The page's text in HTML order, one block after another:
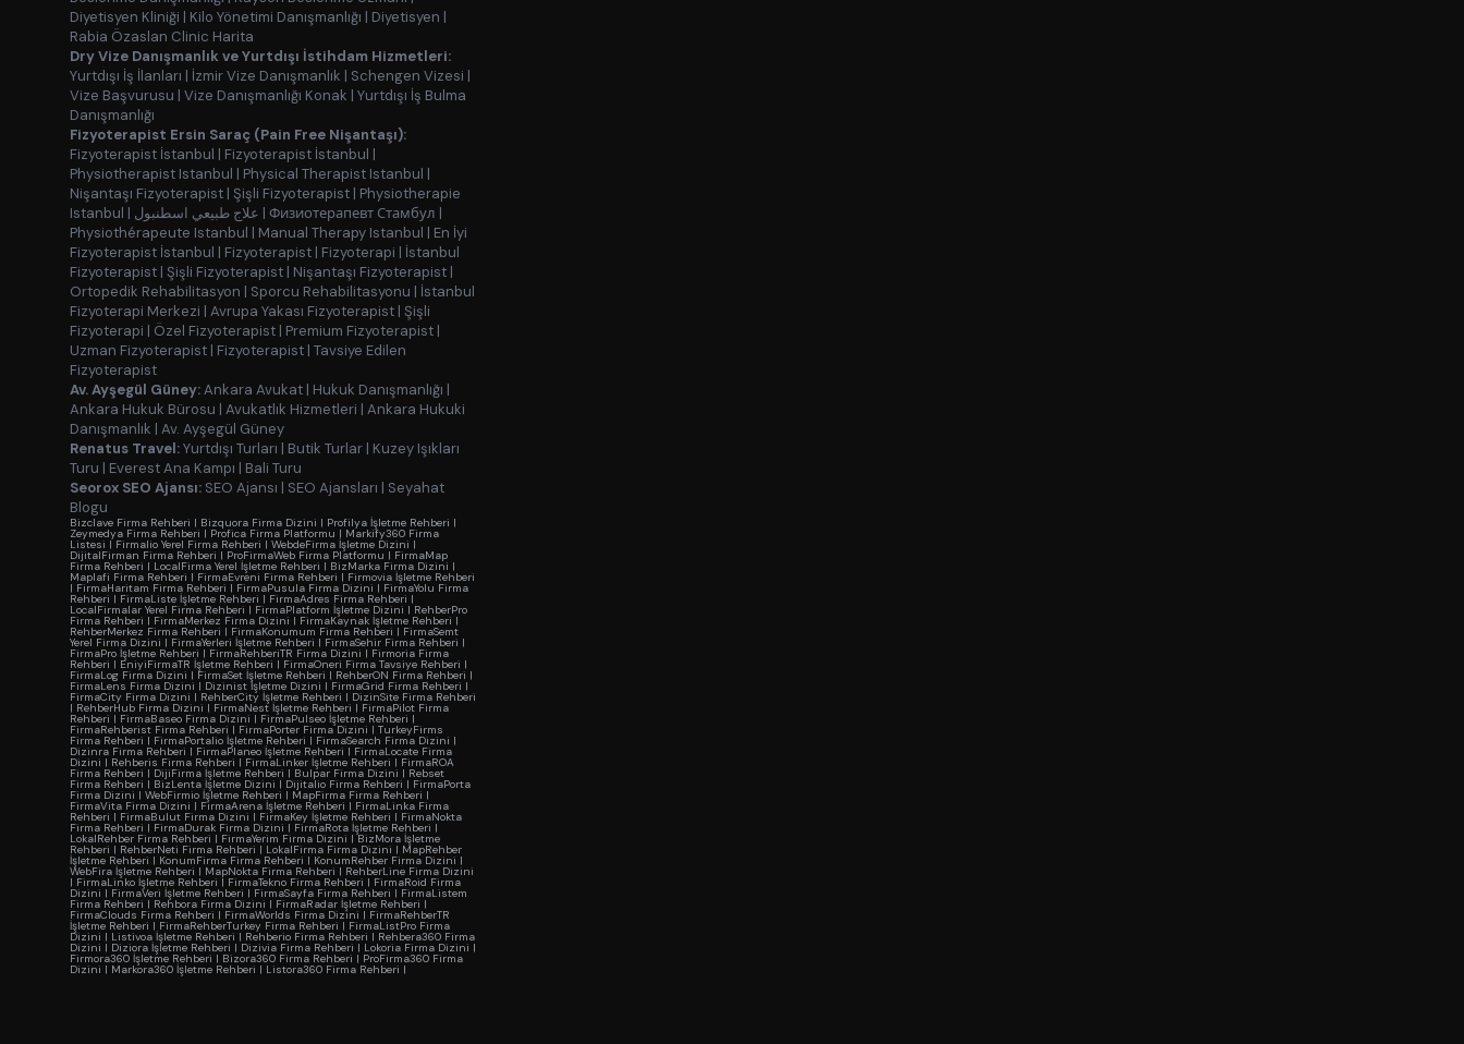
Diyetisyen Kliniği | Kilo Yönetimi Danışmanlığı | Diyetisyen |
Rabia Özaslan Clinic Harita
Dry Vize Danışmanlık ve Yurtdışı İstihdam Hizmetleri:
Yurtdışı İş İlanları | İzmir Vize Danışmanlık | Schengen Vizesi |
Vize Başvurusu | Vize Danışmanlığı Konak | Yurtdışı İş Bulma
Danışmanlığı
Fizyoterapist Ersin Saraç (Pain Free Nişantaşı):
Fizyoterapist İstanbul | Fizyoterapist İstanbul |
Physiotherapist Istanbul | Physical Therapist Istanbul |
Nişantaşı Fizyoterapist | Şişli Fizyoterapist | Physiotherapie
Istanbul | علاج طبيعي اسطنبول | Физиотерапевт Стамбул |
Physiothérapeute Istanbul | Manual Therapy Istanbul | En İyi
Fizyoterapist İstanbul | Fizyoterapist | Fizyoterapi | İstanbul
Fizyoterapist | Şişli Fizyoterapist | Nişantaşı Fizyoterapist |
Ortopedik Rehabilitasyon | Sporcu Rehabilitasyonu | İstanbul
Fizyoterapi Merkezi | Avrupa Yakası Fizyoterapist | Şişli
Fizyoterapi | Özel Fizyoterapist | Premium Fizyoterapist |
Uzman Fizyoterapist | Fizyoterapist | Tavsiye Edilen
Fizyoterapist
Av. Ayşegül Güney:Ankara Avukat | Hukuk Danışmanlığı |
Ankara Hukuk Bürosu | Avukatlık Hizmetleri | Ankara Hukuki
Danışmanlık | Av. Ayşegül Güney
Renatus Travel:Yurtdışı Turları | Butik Turlar | Kuzey Işıkları
Turu | Everest Ana Kampı | Bali Turu
Seorox SEO Ajansı: SEO Ajansı | SEO Ajansları | Seyahat
Blogu
Bizclave Firma Rehberi | Bizquora Firma Dizini | Profilya İşletme Rehberi |
Zeymedya Firma Rehberi | Profica Firma Platformu | Markify360 Firma
Listesi | Firmalio Yerel Firma Rehberi | WebdeFirma İşletme Dizini |
DijitalFirman Firma Rehberi | ProFirmaWeb Firma Platformu | FirmaMap
Firma Rehberi | LocalFirma Yerel İşletme Rehberi | BizMarka Firma Dizini |
Maplafi Firma Rehberi | FirmaEvreni Firma Rehberi | Firmovia İşletme Rehberi
| FirmaHaritam Firma Rehberi | FirmaPusula Firma Dizini | FirmaYolu Firma
Rehberi | FirmaListe İşletme Rehberi | FirmaAdres Firma Rehberi |
LocalFirmalar Yerel Firma Rehberi | FirmaPlatform İşletme Dizini | RehberPro
Firma Rehberi | FirmaMerkez Firma Dizini | FirmaKaynak İşletme Rehberi |
RehberMerkez Firma Rehberi | FirmaKonumum Firma Rehberi | FirmaSemt
Yerel Firma Dizini | FirmaYerleri İşletme Rehberi | FirmaSehir Firma Rehberi |
FirmaPro İşletme Rehberi | FirmaRehberiTR Firma Dizini | Firmoria Firma
Rehberi | EniyiFirmaTR İşletme Rehberi | FirmaOneri Firma Tavsiye Rehberi |
FirmaLog Firma Dizini | FirmaSet İşletme Rehberi | RehberON Firma Rehberi |
FirmaLens Firma Dizini | Dizinist İşletme Dizini | FirmaGrid Firma Rehberi |
FirmaCity Firma Dizini | RehberCity İşletme Rehberi | DizinSite Firma Rehberi
| RehberHub Firma Dizini | FirmaNest İşletme Rehberi | FirmaPilot Firma
Rehberi | FirmaBaseo Firma Dizini | FirmaPulseo İşletme Rehberi |
FirmaRehberist Firma Rehberi | FirmaPorter Firma Dizini | TurkeyFirms
Firma Rehberi | FirmaPortalio İşletme Rehberi | FirmaSearch Firma Dizini |
Dizinra Firma Rehberi | FirmaPlaneo İşletme Rehberi | FirmaLocate Firma
Dizini | Rehberis Firma Rehberi | FirmaLinker İşletme Rehberi | FirmaROA
Firma Rehberi | DijiFirma İşletme Rehberi | Bulpar Firma Dizini | Rebset
Firma Rehberi | BizLenta İşletme Dizini | Dijitalio Firma Rehberi | FirmaPorta
Firma Dizini | WebFirmio İşletme Rehberi | MapFirma Firma Rehberi |
FirmaVita Firma Dizini | FirmaArena İşletme Rehberi | FirmaLinka Firma
Rehberi | FirmaBulut Firma Dizini | FirmaKey İşletme Rehberi | FirmaNokta
Firma Rehberi | FirmaDurak Firma Dizini | FirmaRota İşletme Rehberi |
LokalRehber Firma Rehberi | FirmaYerim Firma Dizini |BizMora İşletme
Rehberi | RehberNeti Firma Rehberi | LokalFirma Firma Dizini | MapRehber
İşletme Rehberi | KonumFirma Firma Rehberi | KonumRehber Firma Dizini |
WebFira İşletme Rehberi | MapNokta Firma Rehberi | RehberLine Firma Dizini
| FirmaLinko İşletme Rehberi | FirmaTekno Firma Rehberi | FirmaRoid Firma
Dizini | FirmaVeri İşletme Rehberi | FirmaSayfa Firma Rehberi | FirmaListem
Firma Rehberi | Rehbora Firma Dizini | FirmaRadar İşletme Rehberi |
FirmaClouds Firma Rehberi | FirmaWorlds Firma Dizini | FirmaRehberTR
İşletme Rehberi | FirmaRehberTurkey Firma Rehberi | FirmaListPro Firma
Dizini | Listivoa İşletme Rehberi | Rehberio Firma Rehberi | Rehbera360 Firma
Dizini | Diziora İşletme Rehberi | Dizivia Firma Rehberi | Lokoria Firma Dizini |
Firmora360 İşletme Rehberi | Bizora360 Firma Rehberi | ProFirma360 Firma
Dizini | Markora360 İşletme Rehberi | Listora360 Firma Rehberi |